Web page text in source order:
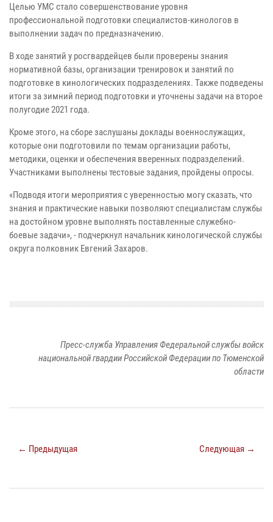
Целью УМС стало совершенствование уровня
профессиональной подготовки специалистов-кинологов в
выполнении задач по предназначению.
В ходе занятий у росгвардейцев были проверены знания
нормативной базы, организации тренировок и занятий по
подготовке в кинологических подразделениях. Также подведены
итоги за зимний период подготовки и уточнены задачи на второе
полугодие 2021 года.
Кроме этого, на сборе заслушаны доклады военнослужащих,
которые они подготовили по темам организации работы,
методики, оценки и обеспечения вверенных подразделений.
Участниками выполнены тестовые задания, пройдены опросы.
«Подводя итоги мероприятия с уверенностью могу сказать, что
знания и практические навыки позволяют специалистам службы
на достойном уровне выполнять поставленные служебно-
боевые задачи», - подчеркнул начальник кинологической службы
округа полковник Евгений Захаров.
Пресс-служба Управления Федеральной службы войск
национальной гвардии Российской Федерации по Тюменской
области
← Предыдущая Следующая →